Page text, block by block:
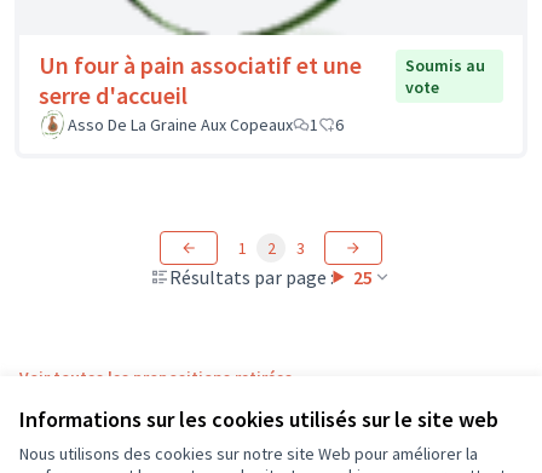
Informations sur les cookies utilisés sur le site web
Nous utilisons des cookies sur notre site Web pour améliorer la
Un four à pain associatif et une
serre d'accueil
Soumis au
vote
Asso De La Graine Aux Copeaux
1 6
Résultats par page : 25
1 2 3
Voir toutes les propositions retirées
Conditions d'utilisation